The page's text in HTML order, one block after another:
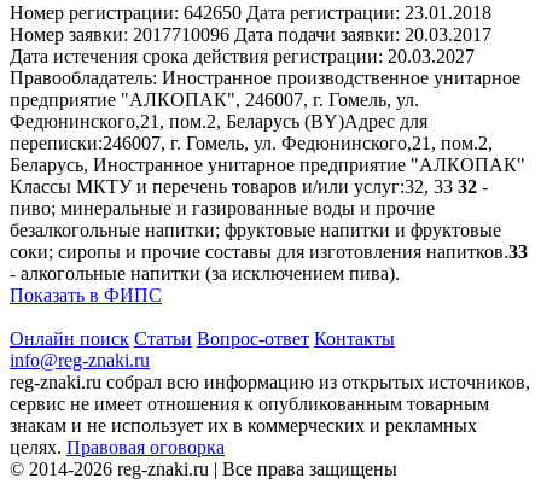
Номер регистрации: 642650 Дата регистрации: 23.01.2018
Номер заявки: 2017710096 Дата подачи заявки: 20.03.2017
Дата истечения срока действия регистрации: 20.03.2027
Правообладатель: Иностранное производственное унитарное
предприятие "АЛКОПАК", 246007, г. Гомель, ул.
Федюнинского,21, пом.2, Беларусь (BY)Адрес для
переписки:246007, г. Гомель, ул. Федюнинского,21, пом.2,
Беларусь, Иностранное унитарное предприятие "АЛКОПАК"
Классы МКТУ и перечень товаров и/или услуг:32, 33 32 -
пиво; минеральные и газированные воды и прочие
безалкогольные напитки; фруктовые напитки и фруктовые
соки; сиропы и прочие составы для изготовления напитков.33
- алкогольные напитки (за исключением пива).
Показать в ФИПС
Онлайн поиск Статьи Вопрос-ответ Контакты
info@reg-znaki.ru
reg-znaki.ru собрал всю информацию из открытых источников,
сервис не имеет отношения к опубликованным товарным
знакам и не использует их в коммерческих и рекламных
целях. Правовая оговорка
© 2014-2026 reg-znaki.ru | Все права защищены